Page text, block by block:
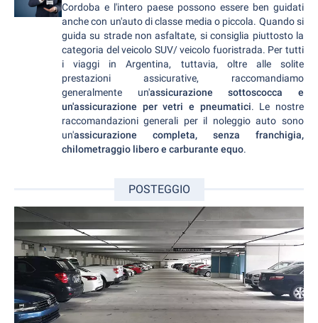
Cordoba e l'intero paese possono essere ben guidati
anche con un'auto di classe media o piccola. Quando si
guida su strade non asfaltate, si consiglia piuttosto la
categoria del veicolo SUV/ veicolo fuoristrada. Per tutti
i viaggi in Argentina, tuttavia, oltre alle solite
prestazioni assicurative, raccomandiamo
generalmente un'assicurazione sottoscocca e
un'assicurazione per vetri e pneumatici. Le nostre
raccomandazioni generali per il noleggio auto sono
un'assicurazione completa, senza franchigia,
chilometraggio libero e carburante equo.
POSTEGGIO